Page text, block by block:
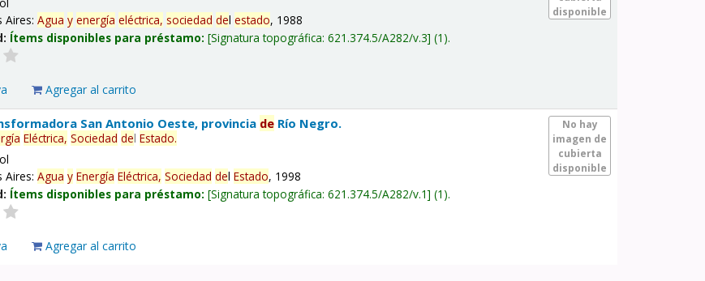
disponible
Aires:Agua y energía eléctrica, sociedad delestado, 1988
Ítems disponibles para préstamo: Signatura topográfica:621.374.5/A282/v.3 (1).
Agregar al carrito
No hay
imagen de
cubierta
disponible
San Antonio Oeste, provincia de Río Negro.
Eléctrica, Sociedad delEstado.
Aires:Agua y Energía Eléctrica, Sociedad delEstado, 1998
Ítems disponibles para préstamo: Signatura topográfica:621.374.5/A282/v.1 (1).
Agregar al carrito